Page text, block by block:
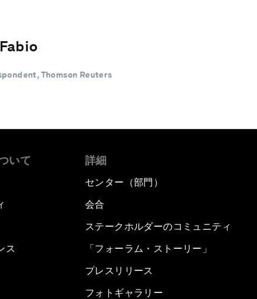
Thomson Reuters
いて
ス
詳細
センター（部門）
会合
ステークホルダーのコミュニティ
「フォーラム・ストーリー」
プレスリリース
フォトギャラリー